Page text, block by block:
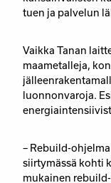
tuen ja palvelun
Vaikka Tanan
maametalleja,
luonnonvaroja.
– Rebuild-
siirtymässä kohti
mukainen